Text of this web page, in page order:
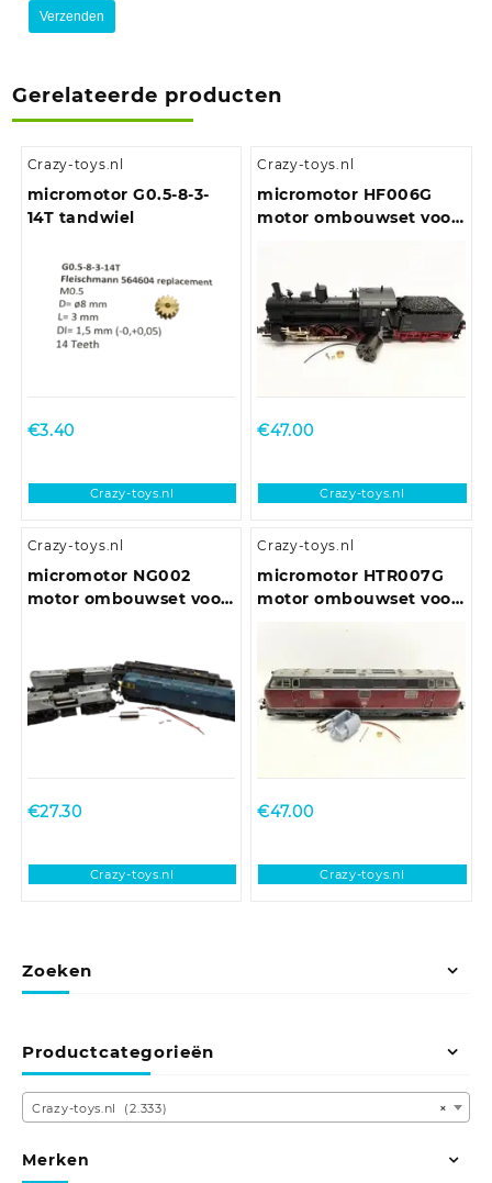
Gerelateerde producten
Crazy-toys.nl
micromotor G0.5-8-3-
14T tandwiel
€3.40
Crazy-toys.nl
Crazy-toys.nl
micromotor HF006G
motor ombouwset voor
€47.00
Crazy-toys.nl
Crazy-toys.nl
micromotor NG002
motor ombouwset voor
50, 52, 55, 56, 57, 91, AEC
Railcar
€27.30
Crazy-toys.nl
Crazy-toys.nl
micromotor HTR007G
motor ombouwset voor
€47.00
Crazy-toys.nl
Zoeken
Productcategorieën
×
Crazy-toys.nl (2.333)
Merken